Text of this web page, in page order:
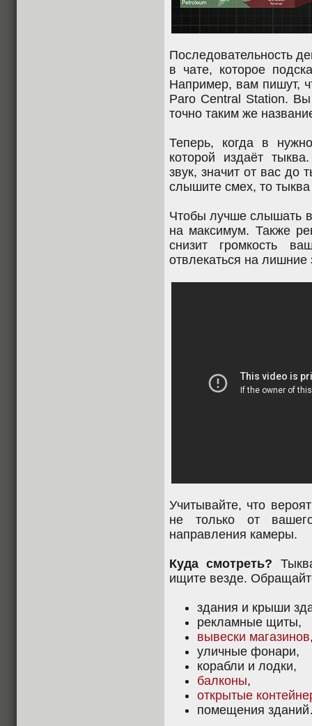
Последовательность
в чате, которое
Например, вам пишут,
Paro Central Station. Вы
точно таким же
Теперь, когда в
которой издаёт
звук, значит от вас
слышите смех, то
Чтобы лучше слышать
на максимум. Также
снизит громкость
отвлекаться на лишние
Учитывайте, что
не только от
направления камеры.
Куда смотреть?
ищите везде.
здания и крыши
рекламные щиты,
вывески магазинов
уличные фонари,
корабли и лодки,
балконы,
открытые
помещения